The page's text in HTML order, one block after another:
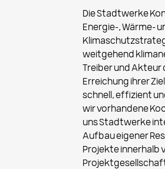
Die Stadtwerke
Energie-, Wärme-
weitgehend
Treiber und
Erreichung ihrer
schnell, effizient
wir vorhandene
uns Stadtwerke
Aufbau eigener
Projekte innerhalb